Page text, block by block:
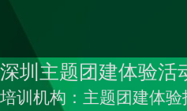
深圳主题团建体验活
培训机构：主题团建体